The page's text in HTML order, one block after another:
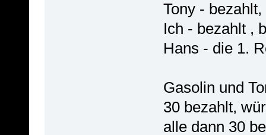
Tony - bezahlt,
Ich - bezahlt ,
Hans - die 1.
Gasolin und
30 bezahlt,
alle dann 30